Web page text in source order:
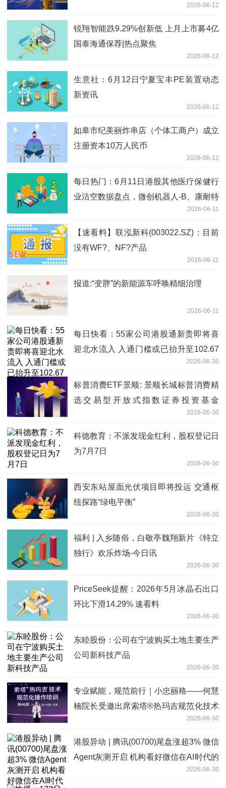
2026-06-12
锐翔智能跌9.29%创新低 上月上市募4亿
国泰海通保荐|热点聚焦
2026-06-12
生意社：6月12日宁夏宝丰PE装置动态
新资讯
2026-06-12
如皋市纪美丽炸串店（个体工商户）成立
注册资本10万人民币
2026-06-12
每日热门：6月11日港股其他医疗保健行
业沽空数据盘点，微创机器人-B、康耐特
光学、巨子生物沽空金额位居行业前三
2026-06-11
【速看料】联泓新科(003022.SZ)：目前
没有WF?、NF?产品
2026-06-11
报道:“变胖”的新能源车呼唤精细治理
2026-06-11
每日快看：55家公司港股通新贵即将喜
迎北水流入 入通门槛或已抬升至102.67
2026-06-30
标普消费ETF景顺: 景顺长城标普消费精
选交易型开放式指数证券投资基金
（QDII）境外主要市场节假日暂停申购及
赎回业务的公告
2026-06-30
科德教育：不派发现金红利，股权登记日
为7月7日
2026-06-30
西安东站屋面光伏项目即将投运 交通枢
纽探路“绿电平衡”
2026-06-30
福利 | 入乡随俗，白敬亭魏翔新片《特立
独行》欢乐炸场-今日讯
2026-06-30
PriceSeek提醒：2026年5月冰晶石出口
环比下滑14.29% 速看料
2026-06-30
东睦股份：公司在宁波购买土地主要生产
公司新科技产品
2026-06-30
专业赋能，规范前行｜小忠丽格——何慧
楠院长受邀出席索塔®热玛吉规范化技术
2026-06-30
港股异动 | 腾讯(00700)尾盘涨超3% 微信
Agent灰测开启 机构看好微信在AI时代的
2026-06-30